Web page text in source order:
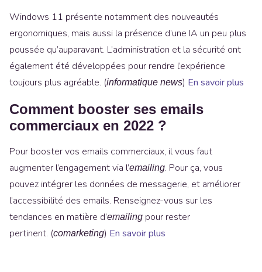
Windows 11 présente notamment des nouveautés
ergonomiques, mais aussi la présence d’une IA un peu plus
poussée qu’auparavant. L’administration et la sécurité ont
également été développées pour rendre l’expérience
toujours plus agréable. (informatique news) En savoir plus
Comment booster ses emails
commerciaux en 2022 ?
Pour booster vos emails commerciaux, il vous faut
augmenter l’engagement via l’emailing. Pour ça, vous
pouvez intégrer les données de messagerie, et améliorer
l’accessibilité des emails. Renseignez-vous sur les
tendances en matière d’emailing pour rester
pertinent. (comarketing) En savoir plus